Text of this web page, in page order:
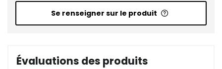
Se renseigner sur le produit
Évaluations des produits